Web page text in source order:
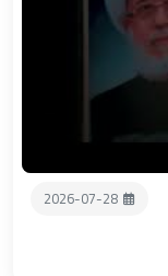
2026-07-28